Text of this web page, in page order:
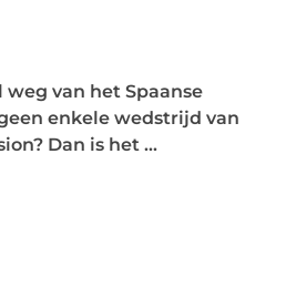
van het Spaanse
enkele wedstrijd van
Dan is het ...